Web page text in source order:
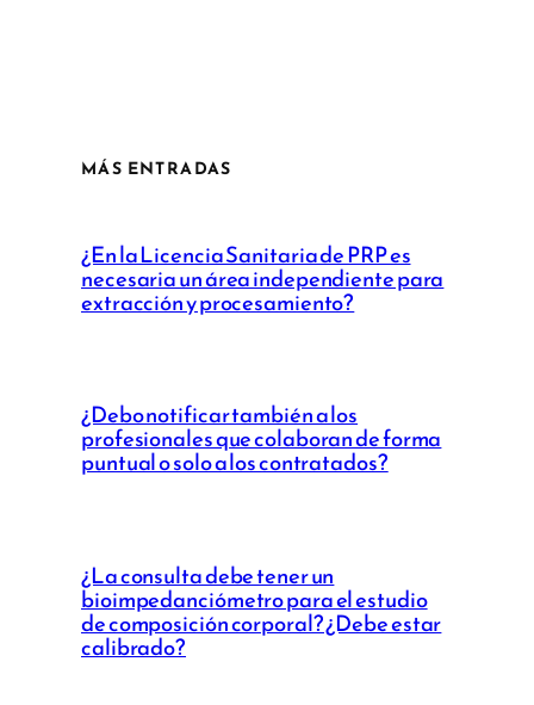
MÁS ENTRADAS
¿En la Licencia Sanitaria de PRP es
necesaria un área independiente para
extracción y procesamiento?
¿Debo notificar también a los
profesionales que colaboran de forma
puntual o solo a los contratados?
¿La consulta debe tener un
bioimpedanciómetro para el estudio
de composición corporal? ¿Debe estar
calibrado?